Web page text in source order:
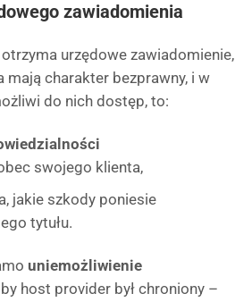
zawiadomienia
urzędowe zawiadomienie,
mają charakter bezprawny, i w
do nich dostęp, to:
swojego klienta,
jakie szkody poniesie
tytułu.
uniemożliwienie
host provider był chroniony –